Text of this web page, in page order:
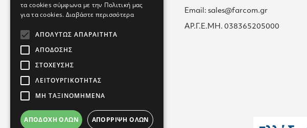
Όροι Χρήσης
Πολιτική Απορρήτου
Email: sales@farcom.gr
ΑΡ.Γ.Ε.ΜΗ. 038365205000
τα cookies σύμφωνα με την Πολιτική μας
για τα cookies. Διαβάστε περισσότερα
ΑΠΟΛΎΤΩΣ ΑΠΑΡΑΊΤΗΤΑ
ΑΠΌΔΟΣΗΣ
ΣΤΌΧΕΥΣΗΣ
ΛΕΙΤΟΥΡΓΙΚΌΤΗΤΑΣ
ΜΗ ΤΑΞΙΝΟΜΗΜΈΝΑ
ΑΠΟΔΟΧΉ ΌΛΩΝ ΑΠΌΡΡΙΨΗ ΌΛΩΝ